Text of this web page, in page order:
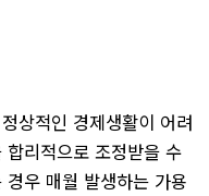
상적인 경제생활이 어려
리적으로 조정받을 수
우 매월 발생하는 가용